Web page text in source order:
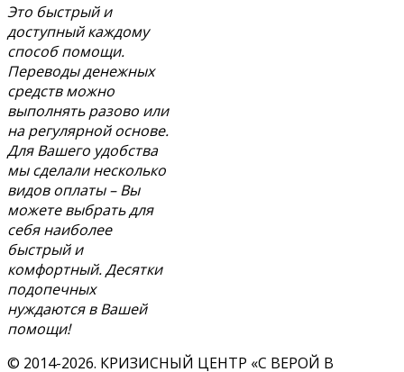
Это быстрый и
доступный каждому
способ помощи.
Переводы денежных
средств можно
выполнять разово или
на регулярной основе.
Для Вашего удобства
мы сделали несколько
видов оплаты – Вы
можете выбрать для
себя наиболее
быстрый и
комфортный. Десятки
подопечных
нуждаются в Вашей
помощи!
© 2014-2026. КРИЗИСНЫЙ ЦЕНТР «С ВЕРОЙ В